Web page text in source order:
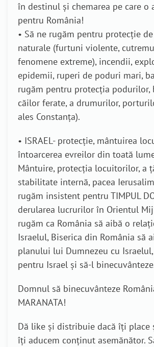
în destinul și chemarea pe care o
pentru România!
• Să ne rugăm pentru protecție
naturale (furtuni violente,
fenomene extreme), incendii,
epidemii, ruperi de poduri mari,
rugăm pentru protecția podurilor,
căilor ferate, a drumurilor,
ales Constanța).
• ISRAEL- protecție, mântuirea
întoarcerea evreilor din toată
Mântuire, protecția locuitorilor, a
stabilitate internă, pacea
rugăm insistent pentru TIMPUL
derularea lucrurilor în Orientul
rugăm ca România să aibă o
Israelul, Biserica din România să
planului lui Dumnezeu cu
pentru Israel și să-l
Domnul să binecuvânteze
MARANATA!
Dă like și distribuie dacă îți place
îți aducem conținut asemănător.